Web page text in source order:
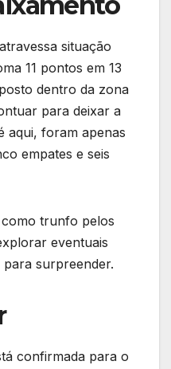
situação
11 pontos em 13
dentro da zona
para deixar a
aqui, foram apenas
empates e seis
trunfo pelos
eventuais
surpreender.
confirmada para o